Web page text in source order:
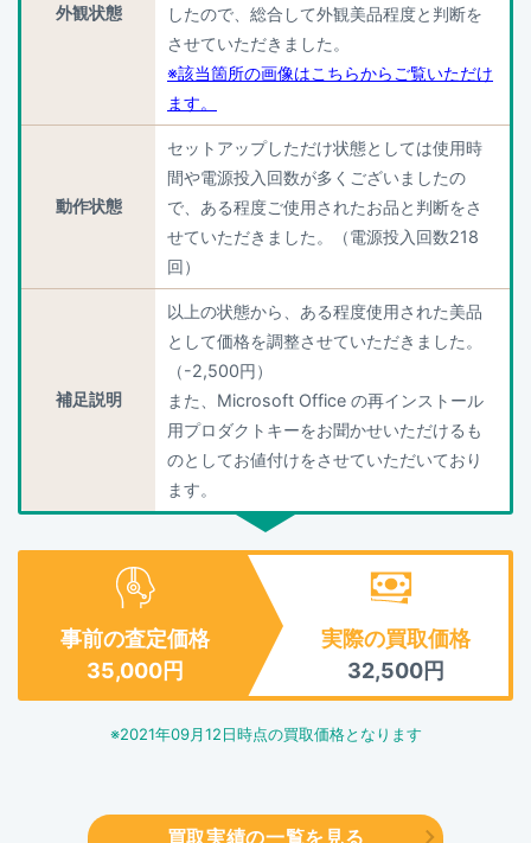
外観状態
したので、総合して外観美品程度と判断を
させていただきました。
※該当箇所の画像はこちらからご覧いただけ
ます。
動作状態
セットアップしただけ状態としては使用時
間や電源投入回数が多くございましたの
で、ある程度ご使用されたお品と判断をさ
せていただきました。（電源投入回数218
回）
補足説明
以上の状態から、ある程度使用された美品
として価格を調整させていただきました。
（-2,500円）
また、Microsoft Office の再インストール
用プロダクトキーをお聞かせいただけるも
のとしてお値付けをさせていただいており
ます。
事前の査定価格
35,000円
実際の買取価格
32,500円
※2021年09月12日時点の買取価格となります
買取実績の一覧を見る